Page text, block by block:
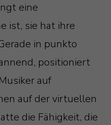
eine
ist, sie hat ihre
in punkto
positioniert
auf
auf der virtuellen
die Fähigkeit, die